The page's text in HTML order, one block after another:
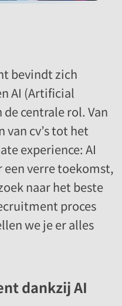
bevindt zich
AI (Artificial
centrale rol. Van
cv’s tot het
experience: AI
verre toekomst,
naar het beste
proces
we je er alles
dankzij AI